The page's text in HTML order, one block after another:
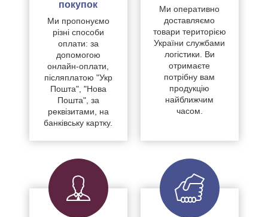
покупок
Ми пропонуємо
різні способи
оплати: за
допомогою
онлайн-оплати,
післяплатою "Укр
Пошта", "Нова
Пошта", за
реквізитами, на
банківську картку.
Ми оперативно
доставляємо
товари територією
України службами
логістики. Ви
отримаєте
потрібну вам
продукцію
найближчим
часом.